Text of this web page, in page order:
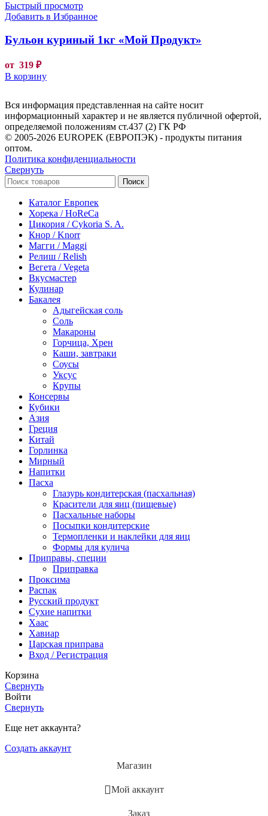
Быстрый просмотр
Добавить в Избранное
Бульон куриный 1кг «Мой Продукт»
от 319 ₽
В корзину
Вся информация представленная на сайте носит
информационный характер и не является публичной офертой,
определяемой положениям ст.437 (2) ГК РФ
© 2005-2026 EUROPEK (ЕВРОПЭК) - продукты питания
оптом.
Политика конфиденциальности
Свернуть
Поиск
Каталог Европек
Хорека / HoReCa
Цикория / Cykoria S. A.
Кнор / Knorr
Магги / Maggi
Релиш / Relish
Вегета / Vegeta
Вкусмастер
Кулинар
Бакалея
Адыгейская соль
Соль
Макароны
Горчица, Хрен
Каши, завтраки
Соусы
Уксус
Крупы
Консервы
Кубики
Азия
Греция
Китай
Горлинка
Мирный
Напитки
Пасха
Глазурь кондитерская (пасхальная)
Красители для яиц (пищевые)
Пасхальные наборы
Посыпки кондитерские
Термопленки и наклейки для яиц
Формы для кулича
Приправы, специи
Приправка
Проксима
Распак
Русский продукт
Сухие напитки
Хаас
Хавиар
Царская приправа
Вход / Регистрация
Корзина
Свернуть
Войти
Свернуть
Еще нет аккаунта?
Создать аккаунт
Магазин
Мой аккаунт
Заказ